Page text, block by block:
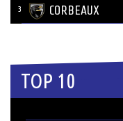
3 CORBEAUX
TOP 10